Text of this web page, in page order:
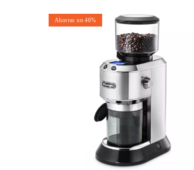
Ahorras un 46%